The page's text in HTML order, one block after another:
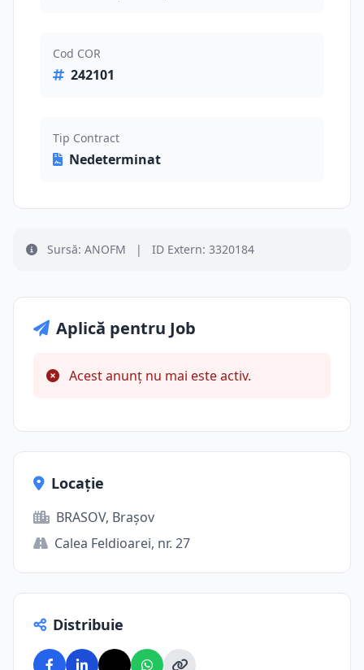
Cod COR
242101
Tip Contract
Nedeterminat
Sursă: ANOFM | ID Extern: 3320184
Aplică pentru Job
Acest anunț nu mai este activ.
Locație
BRASOV, Brașov
Calea Feldioarei, nr. 27
Distribuie